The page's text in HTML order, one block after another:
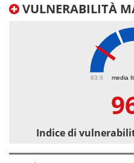
VULNERABILITÀ
media
93.6
Indice di